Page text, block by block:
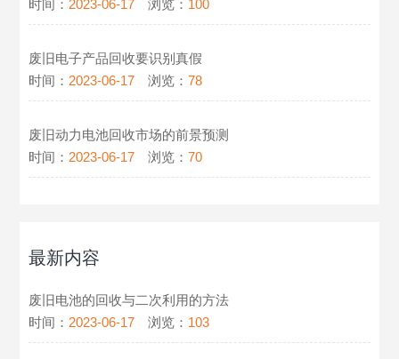
时间： 2023-06-17 浏览： 100
废旧电子产品回收要识别真假
时间： 2023-06-17 浏览：78
废旧动力电池回收市场的前景预测
时间： 2023-06-17 浏览：70
最新内容
废旧电池的回收与二次利用的方法
时间： 2023-06-17 浏览： 103